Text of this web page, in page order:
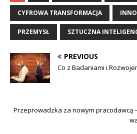
CYFROWA TRANSFORMACJA
PRZEMYSŁ SZTUCZNA
PREVIOUS
Co z Badaniami i
Przeprowadzka za nowym pracodawcą